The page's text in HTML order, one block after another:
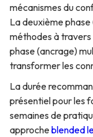
mécanismes du
La deuxième
méthodes à travers
phase (ancrage)
transformer les
La durée
présentiel pour les
semaines de
approcheblended